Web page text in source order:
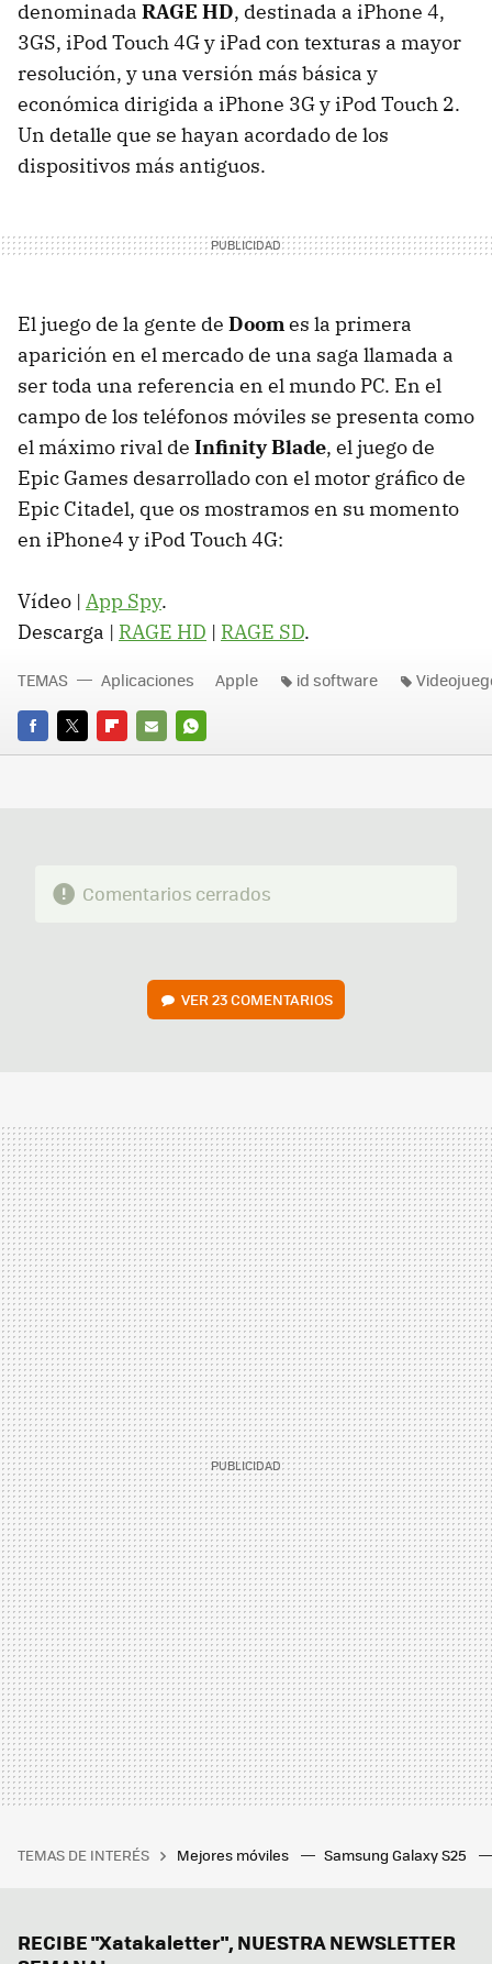
denominada RAGE HD, destinada a iPhone 4,
3GS, iPod Touch 4G y iPad con texturas a mayor
resolución, y una versión más básica y
económica dirigida a iPhone 3G y iPod Touch 2.
Un detalle que se hayan acordado de los
dispositivos más antiguos.
El juego de la gente de Doomes la primera
aparición en el mercado de una saga llamada a
ser toda una referencia en el mundo PC. En el
campo de los teléfonos móviles se presenta como
el máximo rival de Infinity Blade, el juego de
Epic Games desarrollado con el motor gráfico de
Epic Citadel, que os mostramos en su momento
en iPhone4 y iPod Touch 4G:
Vídeo | App Spy.
Descarga | RAGE HD | RAGE SD.
FACEBOOK
TWITTERFLIPBOARD
E-
WHATSAPP
TEMAS Aplicaciones Apple id software
Comentarios cerrados
VER23 COMENTARIOS
TEMAS DE INTERÉS Mejores móviles Samsung Galaxy S25
RECIBE "Xatakaletter", NUESTRA NEWSLETTER